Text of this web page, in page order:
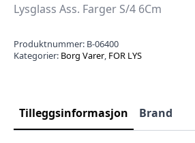
Lysglass Ass. Farger S/4 6Cm
Produktnummer: B-06400
Kategorier: Borg Varer, FOR LYS
Tilleggsinformasjon Brand